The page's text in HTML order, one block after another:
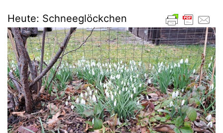
Heute: Schneeglöckchen